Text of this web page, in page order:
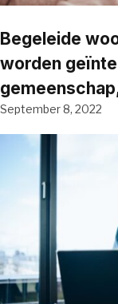
Begeleide
worden
September 8, 2022